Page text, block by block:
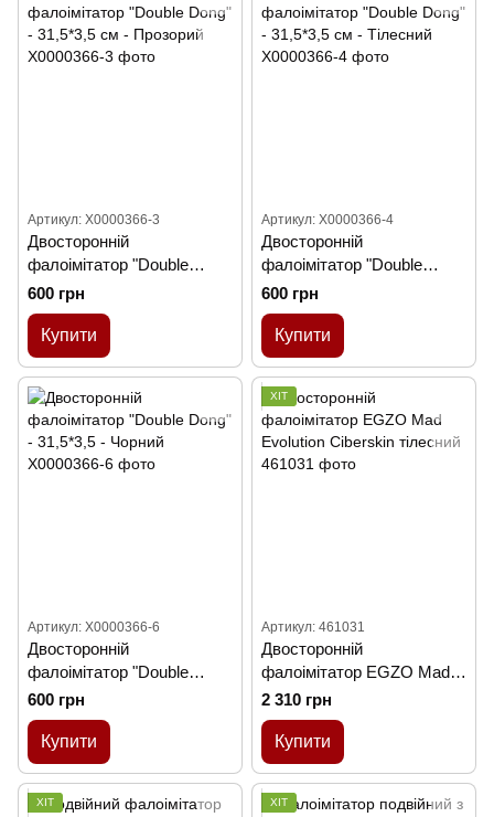
Артикул: X0000366-3
Двосторонній
фалоімітатор "Double
Dong" - 31,5*3,5 см -
Прозорий
600 грн
Купити
Артикул: X0000366-4
Двосторонній
фалоімітатор "Double
Dong" - 31,5*3,5 см -
Тілесний
600 грн
Купити
Артикул: X0000366-6
Двосторонній
фалоімітатор "Double
Dong" - 31,5*3,5 - Чорний
600 грн
Купити
ХІТ
Артикул: 461031
Двосторонній
фалоімітатор EGZO Mad
Evolution Ciberskin
тілесний
2 310 грн
Купити
ХІТ ХІТ